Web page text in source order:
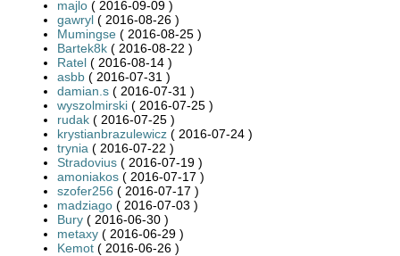
majlo ( 2016-09-09 )
gawryl ( 2016-08-26 )
Mumingse ( 2016-08-25 )
Bartek8k ( 2016-08-22 )
Ratel ( 2016-08-14 )
asbb ( 2016-07-31 )
damian.s ( 2016-07-31 )
wyszolmirski ( 2016-07-25 )
rudak ( 2016-07-25 )
krystianbrazulewicz ( 2016-07-24 )
trynia ( 2016-07-22 )
Stradovius ( 2016-07-19 )
amoniakos ( 2016-07-17 )
szofer256 ( 2016-07-17 )
madziago ( 2016-07-03 )
Bury ( 2016-06-30 )
metaxy ( 2016-06-29 )
Kemot ( 2016-06-26 )